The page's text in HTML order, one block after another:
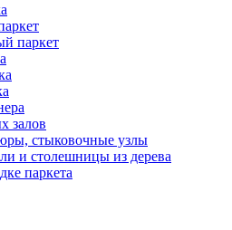
паркет
залов
стыковочные узлы
и столешницы из дерева
паркета